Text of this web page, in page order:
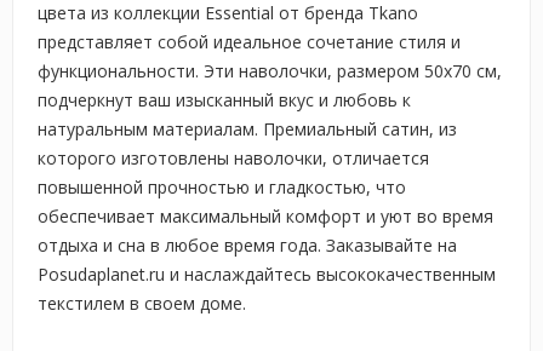
цвета из коллекции Essential от бренда Tkano
представляет собой идеальное сочетание стиля и
функциональности. Эти наволочки, размером 50х70 см,
подчеркнут ваш изысканный вкус и любовь к
натуральным материалам. Премиальный сатин, из
которого изготовлены наволочки, отличается
повышенной прочностью и гладкостью, что
обеспечивает максимальный комфорт и уют во время
отдыха и сна в любое время года. Заказывайте на
Posudaplanet.ru и наслаждайтесь высококачественным
текстилем в своем доме.